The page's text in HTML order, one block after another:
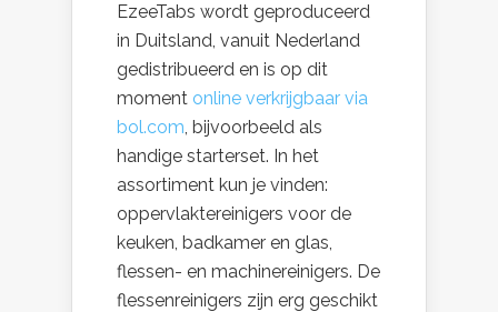
EzeeTabs wordt geproduceerd
in Duitsland, vanuit Nederland
gedistribueerd en is op dit
moment online verkrijgbaar via
bol.com, bijvoorbeeld als
handige starterset. In het
assortiment kun je vinden:
oppervlaktereinigers voor de
keuken, badkamer en glas,
flessen- en machinereinigers. De
flessenreinigers zijn erg geschikt